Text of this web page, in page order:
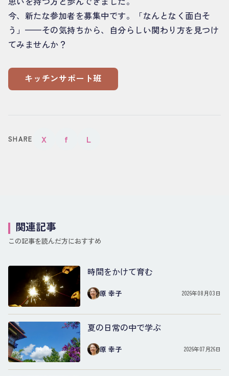
今、新たな参加者を募集中です。「なんとなく面白そ
う」——その気持ちから、自分らしい関わり方を見つけ
てみませんか？
キッチンサポート班
SHARE X f L
関連記事
この記事を読んだ方におすすめ
時間をかけて育む
原 幸子 2026年08月03日
夏の日常の中で学ぶ
原 幸子 2026年07月26日